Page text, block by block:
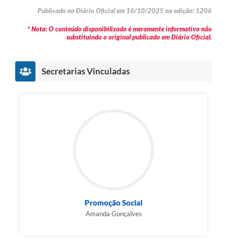
Publicado no Diário Oficial em 16/10/2025 na edição: 1206
* Nota: O conteúdo disponibilizado é meramente informativo não
substituindo o original publicado em Diário Oficial.
Secretarias Vinculadas
Promoção Social
Amanda Gonçalves